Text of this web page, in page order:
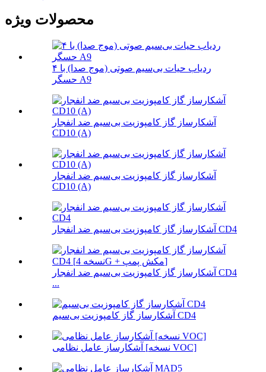
محصولات ویژه
ردیاب حیات بی‌سیم صوتی (موج صدا) با ۴
حسگر A9
آشکارساز گاز کامپوزیت بی‌سیم ضد انفجار
CD10 (A)
آشکارساز گاز کامپوزیت بی‌سیم ضد انفجار
CD10 (A)
آشکارساز گاز کامپوزیت بی‌سیم ضد انفجار CD4
آشکارساز گاز کامپوزیت بی‌سیم ضد انفجار CD4
...
آشکارساز گاز کامپوزیت بی‌سیم CD4
آشکارساز عامل نظامی [نسخه VOC]